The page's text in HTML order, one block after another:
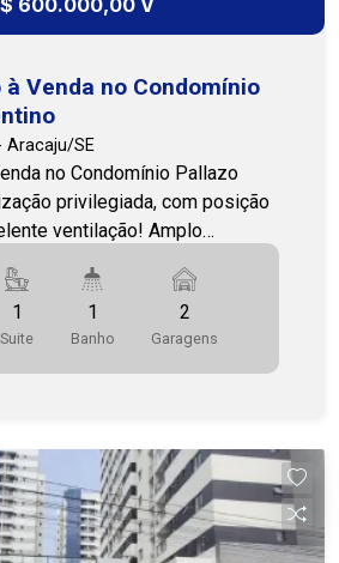
600.000,00 V
Venda no Condomínio
Aracaju/SE
no Condomínio Pallazo
privilegiada, com posição
ventilação! Amplo
de vida. Composto
Dependência completa
com WC) Área de serviço
24h Piscina adulto e infantil E
seu conforto e segurança!
que você estava
bem! Entre em contato e
1
Suite
1
Banho
2
Garagens